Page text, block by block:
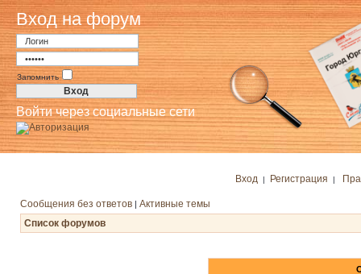
Вход на форум
Запомнить
Войти через социальные сети
Вход | Регистрация |
Сообщения без ответов | Активные темы
Список форумов